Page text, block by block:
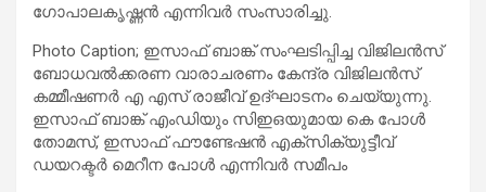
ഗോപാലകൃഷ്ണൻ എന്നിവർ സംസാരിച്ചു.
Photo Caption; ഇസാഫ് ബാങ്ക് സംഘടിപ്പിച്ച വിജിലൻസ്
ബോധവൽക്കരണ വാരാചരണം കേന്ദ്ര വിജിലൻസ്
കമ്മീഷണർ എ എസ് രാജീവ് ഉദ്ഘാടനം ചെയ്യുന്നു.
ഇസാഫ് ബാങ്ക് എംഡിയും സിഇഒയുമായ കെ പോൾ
തോമസ്, ഇസാഫ് ഫൗണ്ടേഷൻ എക്സിക്യുട്ടീവ്
ഡയറക്ടർ മെറീന പോൾ എന്നിവർ സമീപം